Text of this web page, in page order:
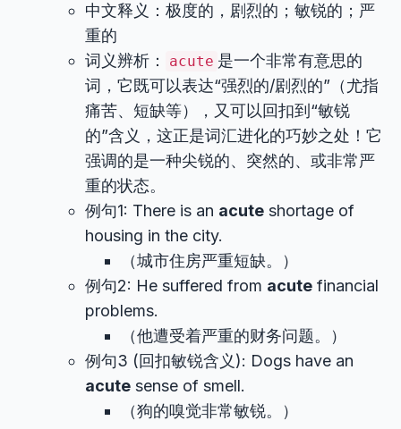
中文释义：极度的，剧烈的；敏锐的；严
重的
词义辨析：
acute 是一个非常有意思的
词，它既可以表达“强烈的/剧烈的”（尤指
痛苦、短缺等），又可以回扣到“敏锐
的”含义，这正是词汇进化的巧妙之处！它
强调的是一种尖锐的、突然的、或非常严
重的状态。
例句1: There is an acute shortage of
housing in the city.
（城市住房严重短缺。）
例句2: He suffered from acute financial
problems.
（他遭受着严重的财务问题。）
例句3 (回扣敏锐含义): Dogs have an
acute sense of smell.
（狗的嗅觉非常敏锐。）